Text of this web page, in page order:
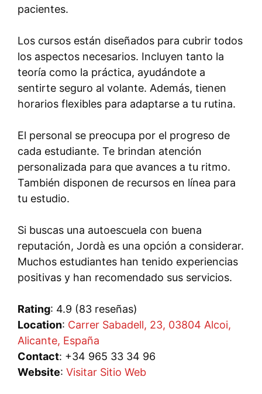
pacientes.
Los cursos están diseñados para cubrir todos
los aspectos necesarios. Incluyen tanto la
teoría como la práctica, ayudándote a
sentirte seguro al volante. Además, tienen
horarios flexibles para adaptarse a tu rutina.
El personal se preocupa por el progreso de
cada estudiante. Te brindan atención
personalizada para que avances a tu ritmo.
También disponen de recursos en línea para
tu estudio.
Si buscas una autoescuela con buena
reputación, Jordà es una opción a considerar.
Muchos estudiantes han tenido experiencias
positivas y han recomendado sus servicios.
Rating: 4.9 (83 reseñas)
Location: Carrer Sabadell, 23, 03804 Alcoi,
Alicante, España
Contact: +34 965 33 34 96
Website: Visitar Sitio Web